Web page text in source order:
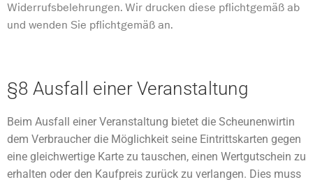
Widerrufsbelehrungen. Wir drucken diese pflichtgemäß ab
und wenden Sie pflichtgemäß an.
§8 Ausfall einer Veranstaltung
Beim Ausfall einer Veranstaltung bietet die Scheunenwirtin
dem Verbraucher die Möglichkeit seine Eintrittskarten gegen
eine gleichwertige Karte zu tauschen, einen Wertgutschein zu
erhalten oder den Kaufpreis zurück zu verlangen. Dies muss